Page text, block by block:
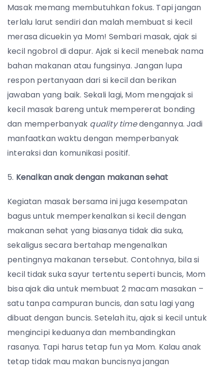
Masak memang membutuhkan fokus. Tapi jangan
terlalu larut sendiri dan malah membuat si kecil
merasa dicuekin ya Mom! Sembari masak, ajak si
kecil ngobrol di dapur. Ajak si kecil menebak nama
bahan makanan atau fungsinya. Jangan lupa
respon pertanyaan dari si kecil dan berikan
jawaban yang baik. Sekali lagi, Mom mengajak si
kecil masak bareng untuk mempererat bonding
dan memperbanyak quality timedengannya. Jadi
manfaatkan waktu dengan memperbanyak
interaksi dan komunikasi positif.
5. Kenalkan anak dengan makanan sehat
Kegiatan masak bersama ini juga kesempatan
bagus untuk memperkenalkan si kecil dengan
makanan sehat yang biasanya tidak dia suka,
sekaligus secara bertahap mengenalkan
pentingnya makanan tersebut. Contohnya, bila si
kecil tidak suka sayur tertentu seperti buncis, Mom
bisa ajak dia untuk membuat 2 macam masakan –
satu tanpa campuran buncis, dan satu lagi yang
dibuat dengan buncis. Setelah itu, ajak si kecil untuk
mengincipi keduanya dan membandingkan
rasanya. Tapi harus tetap fun ya Mom. Kalau anak
tetap tidak mau makan buncisnya jangan